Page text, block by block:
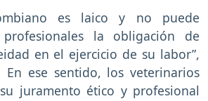
es laico y no puede
la obligación de
en el ejercicio de su labor”,
En ese sentido, los veterinarios
juramento ético y profesional